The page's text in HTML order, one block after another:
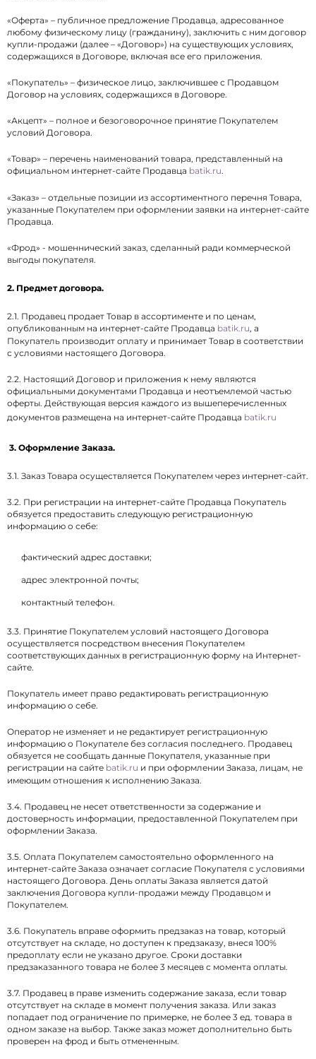
«Оферта» – публичное предложение Продавца, адресованное
любому физическому лицу (гражданину), заключить с ним договор
купли-продажи (далее – «Договор») на существующих условиях,
содержащихся в Договоре, включая все его приложения.
«Покупатель» – физическое лицо, заключившее с Продавцом
Договор на условиях, содержащихся в Договоре.
«Акцепт» – полное и безоговорочное принятие Покупателем
условий Договора.
«Товар» – перечень наименований товара, представленный на
официальном интернет-сайте Продавца batik.ru.
«Заказ» – отдельные позиции из ассортиментного перечня Товара,
указанные Покупателем при оформлении заявки на интернет-сайте
Продавца.
«Фрод» - мошеннический заказ, сделанный ради коммерческой
выгоды покупателя.
2. Предмет договора.
2.1. Продавец продает Товар в ассортименте и по ценам,
опубликованным на интернет-сайте Продавца batik.ru, а
Покупатель производит оплату и принимает Товар в соответствии
с условиями настоящего Договора.
2.2. Настоящий Договор и приложения к нему являются
официальными документами Продавца и неотъемлемой частью
оферты. Действующая версия каждого из вышеперечисленных
документов размещена на интернет-сайте Продавца batik.ru
3. Оформление Заказа.
3.1. Заказ Товара осуществляется Покупателем через интернет-сайт.
3.2. При регистрации на интернет-сайте Продавца Покупатель
обязуется предоставить следующую регистрационную
информацию о себе:
фактический адрес доставки;
адрес электронной почты;
контактный телефон.
3.3. Принятие Покупателем условий настоящего Договора
осуществляется посредством внесения Покупателем
соответствующих данных в регистрационную форму на Интернет-
сайте.
Покупатель имеет право редактировать регистрационную
информацию о себе.
Оператор не изменяет и не редактирует регистрационную
информацию о Покупателе без согласия последнего. Продавец
обязуется не сообщать данные Покупателя, указанные при
регистрации на сайте batik.ru и при оформлении Заказа, лицам, не
имеющим отношения к исполнению Заказа.
3.4. Продавец не несет ответственности за содержание и
достоверность информации, предоставленной Покупателем при
оформлении Заказа.
3.5. Оплата Покупателем самостоятельно оформленного на
интернет-сайте Заказа означает согласие Покупателя с условиями
настоящего Договора. День оплаты Заказа является датой
заключения Договора купли-продажи между Продавцом и
Покупателем.
3.6. Покупатель вправе оформить предзаказ на товар, который
отсутствует на складе, но доступен к предзаказу, внеся 100%
предоплату если не указано другое. Сроки доставки
предзаказанного товара не более 3 месяцев с момента оплаты.
3.7. Продавец в праве изменить содержание заказа, если товар
отсутствует на складе в момент получения заказа. Или заказ
попадает под ограничение по примерке, не более 3 ед. товара в
одном заказе на выбор. Также заказ может дополнительно быть
проверен на фрод и быть отмененным.